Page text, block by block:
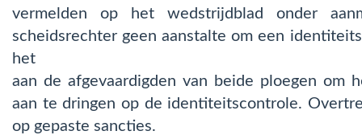
vermelden op het wedstrijdblad onder
scheidsrechter geen aanstalte om een
het
aan de afgevaardigden van beide ploegen om
aan te dringen op de identiteitscontrole.
op gepaste sancties.